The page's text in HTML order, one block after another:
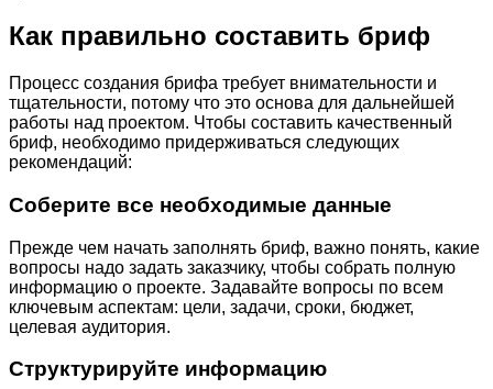
Как правильно составить бриф
Процесс создания брифа требует внимательности и
тщательности, потому что это основа для дальнейшей
работы над проектом. Чтобы составить качественный
бриф, необходимо придерживаться следующих
рекомендаций:
Соберите все необходимые данные
Прежде чем начать заполнять бриф, важно понять, какие
вопросы надо задать заказчику, чтобы собрать полную
информацию о проекте. Задавайте вопросы по всем
ключевым аспектам: цели, задачи, сроки, бюджет,
целевая аудитория.
Структурируйте информацию